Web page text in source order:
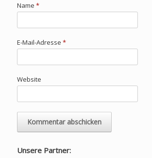
Name *
E-Mail-Adresse *
Website
Unsere Partner: